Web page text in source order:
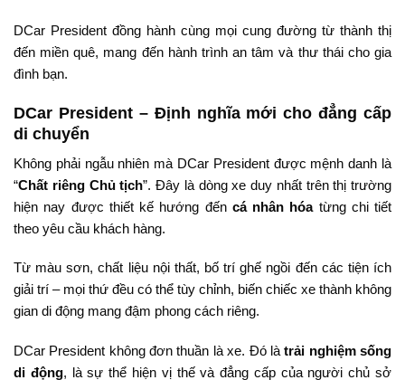
DCar President đồng hành cùng mọi cung đường từ thành thị
đến miền quê, mang đến hành trình an tâm và thư thái cho gia
đình bạn.
DCar President – Định nghĩa mới cho đẳng cấp
di chuyển
Không phải ngẫu nhiên mà DCar President được mệnh danh là
“Chất riêng Chủ tịch”. Đây là dòng xe duy nhất trên thị trường
hiện nay được thiết kế hướng đến cá nhân hóatừng chi tiết
theo yêu cầu khách hàng.
Từ màu sơn, chất liệu nội thất, bố trí ghế ngồi đến các tiện ích
giải trí – mọi thứ đều có thể tùy chỉnh, biến chiếc xe thành không
gian di động mang đậm phong cách riêng.
DCar President không đơn thuần là xe. Đó làtrải nghiệm sống
di động, là sự thể hiện vị thế và đẳng cấp của người chủ sở